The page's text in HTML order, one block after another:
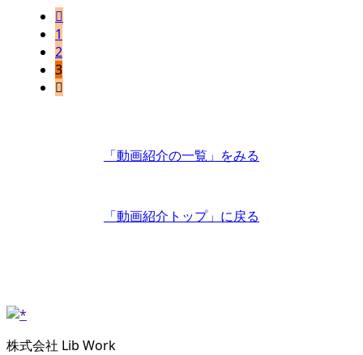

1
2
3

「動画紹介の一覧」 をみる
「動画紹介トップ」 に戻る
株式会社 Lib Work